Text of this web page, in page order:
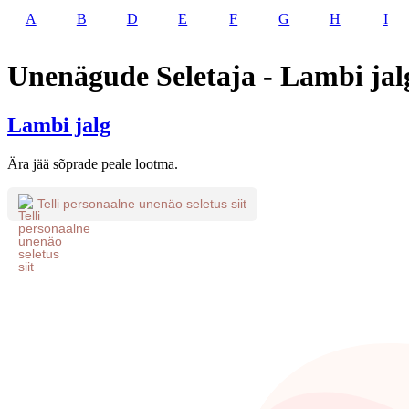
A B D E F G H I
Unenägude Seletaja - Lambi
Lambi jalg
Ära jää sõprade peale lootma.
Telli personaalne unenäo seletus siit